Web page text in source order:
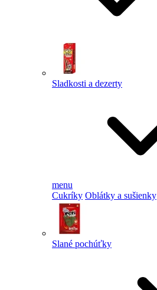
Sladkosti a dezerty
menu
Cukríky Oblátky a sušienky
Slané pochúťky